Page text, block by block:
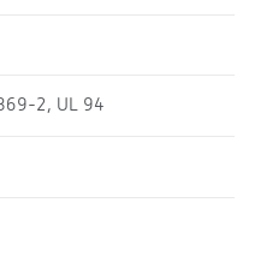
2, UL 94